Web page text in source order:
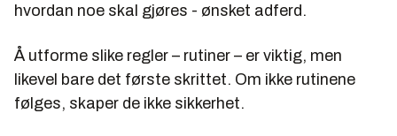
hvordan noe skal gjøres - ønsket adferd.
Å utforme slike regler – rutiner – er viktig, men
likevel bare det første skrittet. Om ikke rutinene
følges, skaper de ikke sikkerhet.